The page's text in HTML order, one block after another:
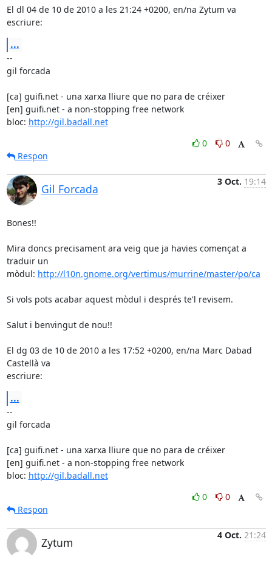
El dl 04 de 10 de 2010 a les 21:24 +0200, en/na Zytum va
escriure:
...
--
gil forcada
[ca] guifi.net - una xarxa lliure que no para de créixer
[en] guifi.net - a non-stopping free network
bloc: http://gil.badall.net
0
0
Respon
Gil Forcada
3 Oct. 19:14
Bones!!
Mira doncs precisament ara veig que ja havies començat a
traduir un
mòdul: http://l10n.gnome.org/vertimus/murrine/master/po/ca
Si vols pots acabar aquest mòdul i després te'l revisem.
Salut i benvingut de nou!!
El dg 03 de 10 de 2010 a les 17:52 +0200, en/na Marc Dabad
Castellà va
escriure:
...
--
gil forcada
[ca] guifi.net - una xarxa lliure que no para de créixer
[en] guifi.net - a non-stopping free network
bloc: http://gil.badall.net
0
0
Respon
Zytum
4 Oct. 21:24